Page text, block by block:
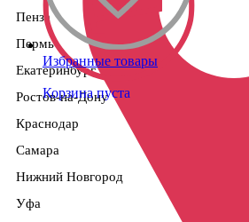
Пенза
Пермь
Екатеринбург
Ростов-на-Дону
Краснодар
Самара
Нижний Новгород
Уфа
Избранные товары
Корзина пуста